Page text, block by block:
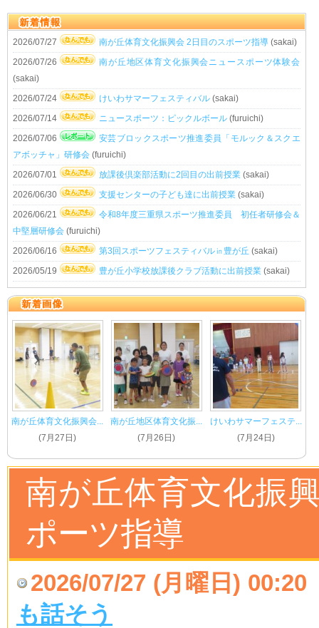
2026/07/27 南が丘体育文化振興会 2日目のスポーツ指導 (sakai)
2026/07/26
南が丘地区体育文化振興会ニュースポーツ体験会
(sakai)
2026/07/24
けいわサマーフェスティバル (sakai)
2026/07/14
ニュースポーツ：ピックルボール (furuichi)
2026/07/06
安芸ブロックスポーツ推進委員「モルック＆スクエ
アボッチャ」研修会 (furuichi)
2026/07/01
放課後倶楽部活動に2回目の出前授業 (sakai)
2026/06/30
支援センターの子ども達に出前授業 (sakai)
2026/06/21
令和8年度三重県スポーツ推進委員 初任者研修会＆
中堅層研修会 (furuichi)
2026/06/16
第3回スポーツフェスティバル㏌豊が丘 (sakai)
2026/05/19
豊が丘小学校放課後クラブ活動に出前授業 (sakai)
南が丘体育文化振興会...
(7月27日)
南が丘地区体育文化振...
(7月26日)
けいわサマーフェステ...
(7月24日)
南が丘体育文化振
ポーツ指導
2026/07/27 (月曜日) 00:20
も話そう